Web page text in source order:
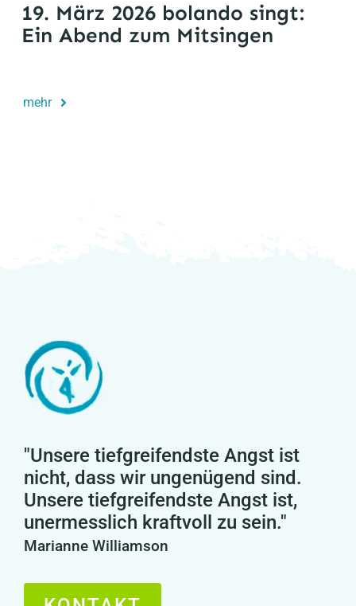
19. März 2026 bolando singt:
Ein Abend zum Mitsingen
mehr
"Unsere tiefgreifendste Angst ist
nicht, dass wir ungenügend sind.
Unsere tiefgreifendste Angst ist,
unermesslich kraftvoll zu sein."
Marianne Williamson